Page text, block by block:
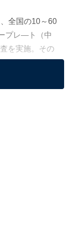
全国の10～60
プレ―ト（中
を実施。その